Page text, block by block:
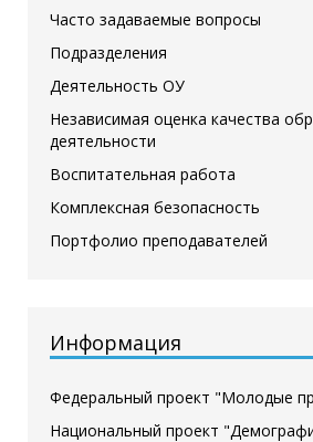
Часто задаваемые вопросы
Подразделения
Деятельность ОУ
Независимая оценка качества
деятельности
Воспитательная работа
Комплексная безопасность
Портфолио преподавателей
Информация
Федеральный проект "Молодые
Национальный проект